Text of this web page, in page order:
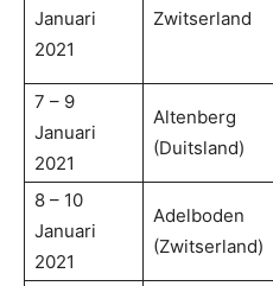
Januari
2021
Zwitserland
7 – 9
Januari
2021
Altenberg
(Duitsland)
8 – 10
Januari
2021
Adelboden
(Zwitserland)